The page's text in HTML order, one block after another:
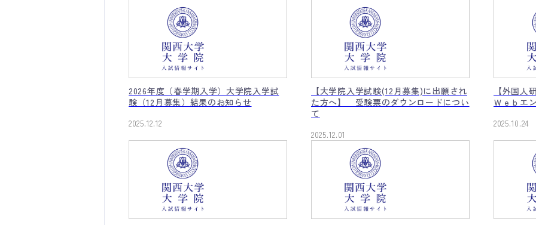
2026年度（春学期入学）大学院入学試
験（12月募集）結果のお知らせ
2025.12.12
【大学院入学試験(12月募集)に出願され
た方へ】 受験票のダウンロードについ
て
2025.12.01
【外国
Ｗｅｂエ
2025.10.24